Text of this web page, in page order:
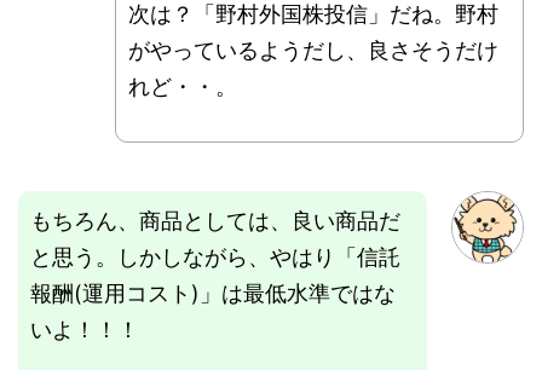
次は？「野村外国株投信」だね。野村
がやっているようだし、良さそうだけ
れど・・。
もちろん、商品としては、良い商品だ
と思う。しかしながら、やはり「信託
報酬(運用コスト)」は最低水準ではな
いよ！！！